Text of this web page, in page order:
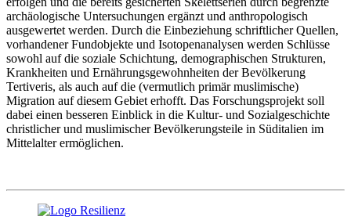
archäologische Untersuchungen ergänzt und anthropologisch
ausgewertet werden. Durch die Einbeziehung schriftlicher Quellen,
vorhandener Fundobjekte und Isotopenanalysen werden Schlüsse
sowohl auf die soziale Schichtung, demographischen Strukturen,
Krankheiten und Ernährungsgewohnheiten der Bevölkerung
Tertiveris, als auch auf die (vermutlich primär muslimische)
Migration auf diesem Gebiet erhofft. Das Forschungsprojekt soll
dabei einen besseren Einblick in die Kultur- und Sozialgeschichte
christlicher und muslimischer Bevölkerungsteile in Süditalien im
Mittelalter ermöglichen.